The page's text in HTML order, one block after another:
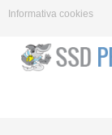
Informativa cookies